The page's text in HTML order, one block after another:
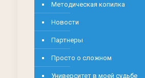
Методическая копилка
Новости
Партнеры
Просто о сложном
Университет в моей судьбе